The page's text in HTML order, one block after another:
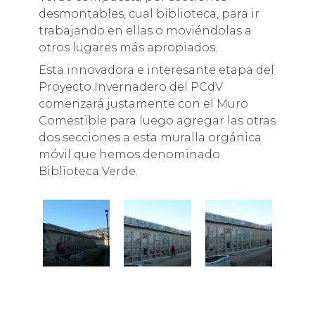
desmontables, cual biblioteca, para ir
trabajando en ellas o moviéndolas a
otros lugares más apropiados.
Esta innovadora e interesante etapa del
Proyecto Invernadero del PCdV
comenzará justamente con el Muro
Comestible para luego agregar las otras
dos secciones a esta muralla orgánica
móvil que hemos denominado
Biblioteca Verde.